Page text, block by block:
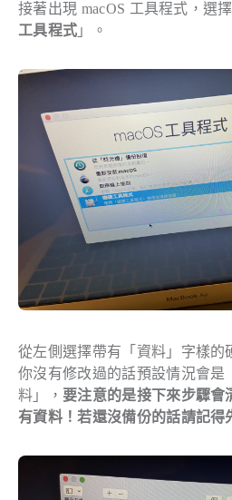
接著出現 macOS 工具程式，選
工具程式 」。
從左側選擇帶有「資料」字樣的
你沒有修改過的話預設情況會是
料」， 要注意的是接下來步驟會
有資料！若還沒備份的話請記得